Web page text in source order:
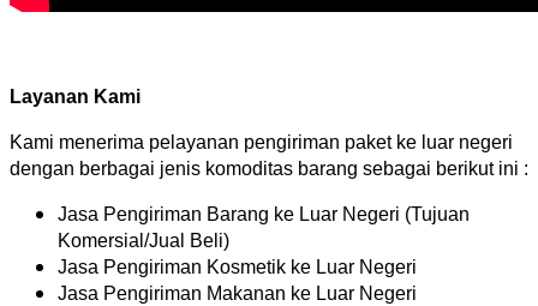
Layanan Kami
Kami menerima pelayanan pengiriman paket ke luar negeri
dengan berbagai jenis komoditas barang sebagai berikut ini :
Jasa Pengiriman Barang ke Luar Negeri (Tujuan
Komersial/Jual Beli)
Jasa Pengiriman Kosmetik ke Luar Negeri
Jasa Pengiriman Makanan ke Luar Negeri